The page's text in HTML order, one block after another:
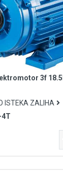
3f
ISTEKA ZALIHA
4T